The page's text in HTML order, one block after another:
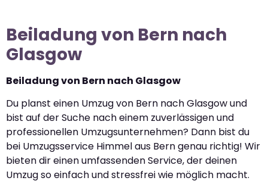
Beiladung von Bern nach
Glasgow
Beiladung von Bern nach Glasgow
Du planst einen Umzug von Bern nach Glasgow und
bist auf der Suche nach einem zuverlässigen und
professionellen Umzugsunternehmen? Dann bist du
bei Umzugsservice Himmel aus Bern genau richtig! Wir
bieten dir einen umfassenden Service, der deinen
Umzug so einfach und stressfrei wie möglich macht.